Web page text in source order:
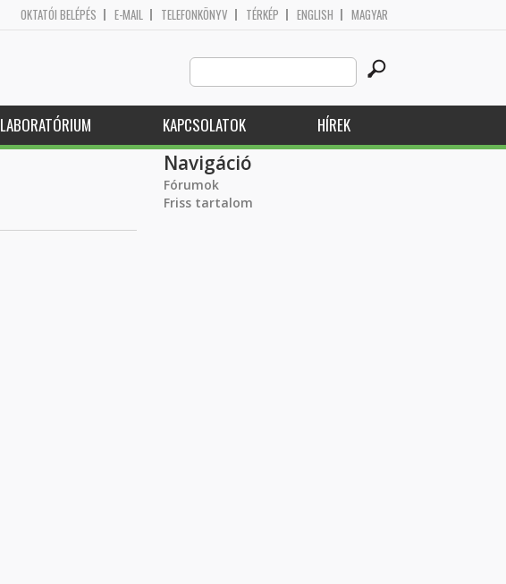
OKTATÓI BELÉPÉS E-MAIL TELEFONKÖNYV TÉRKÉP ENGLISH MAGYAR
Search
this
site
LABORATÓRIUM KAPCSOLATOK HÍREK
Navigáció
Fórumok
Friss tartalom